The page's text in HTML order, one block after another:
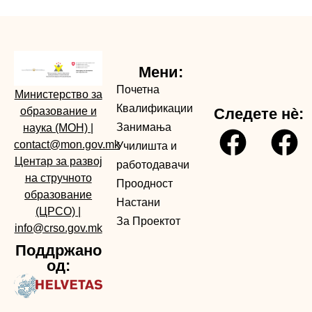
Министерство за
образование и
наука (МОН)
contact@mon.gov.mk
Центар за развој
на стручното
образование
(ЦРСО)
info@crso.gov.mk
Поддржано
од:
Мени:
Почетна
Квалификации
Занимања
Училишта и
работодавачи
Проодност
Настани
За Проектот
Следете нè: